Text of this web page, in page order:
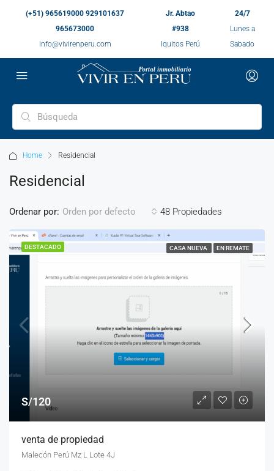
(+51) 965619000 929101637
965673000
info@vivirenperu.com
Jr. Abtao
#938
Iquitos Perú
24/7
Lunes a
Sabado
Home Residencial
Residencial
48 Propiedades
Ordenar por: Orden por defecto
DESTACADO CASA NUEVA EN REMATE
S/120
venta de propiedad
Malecón Perú Mz L Lote 4J